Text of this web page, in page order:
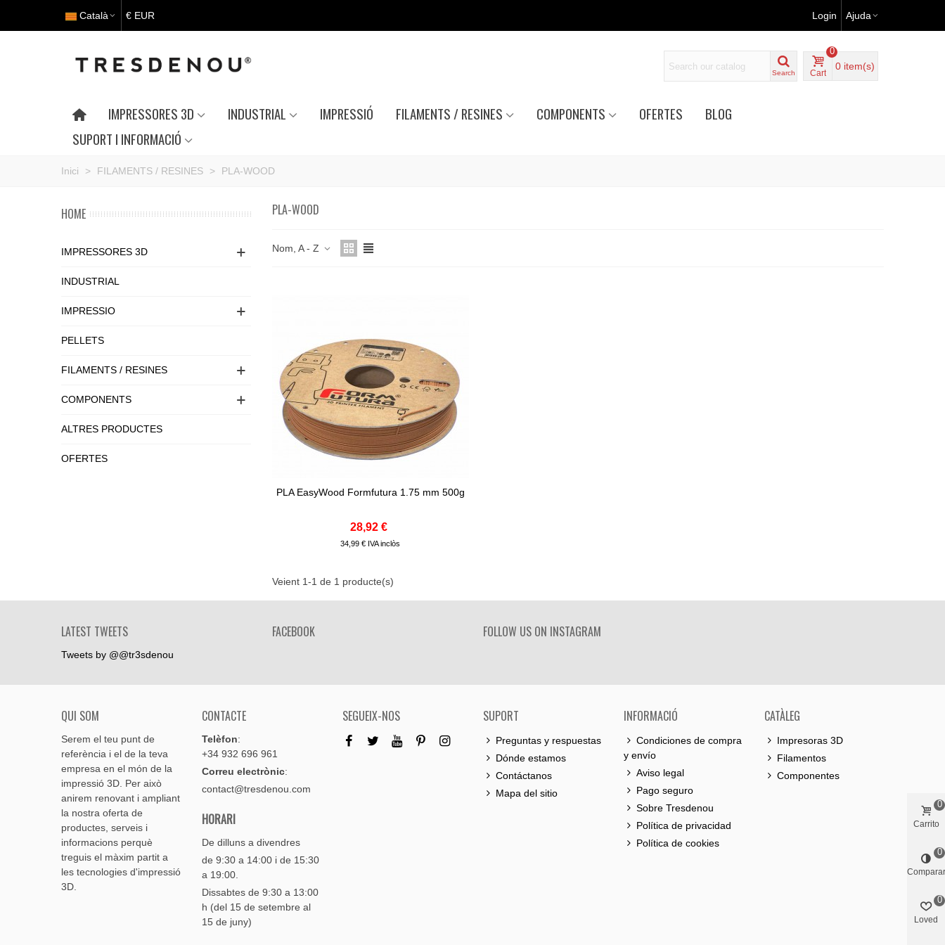
Català € EUR Login Ajuda
Search Cart
0
0 item(s)
IMPRESSORES 3D INDUSTRIAL IMPRESSIÓ FILAMENTS / RESINES COMPONENTS OFERTES
BLOG
SUPORT I INFORMACIÓ
Inici > FILAMENTS / RESINES > PLA-WOOD
HOME
IMPRESSORES 3D
INDUSTRIAL
IMPRESSIO
PELLETS
FILAMENTS / RESINES
COMPONENTS
ALTRES PRODUCTES
OFERTES
PLA-WOOD
Nom, A - Z
Afegir Al Carret
PLA EasyWood Formfutura 1.75 mm 500g
28,92 €
34,99 € IVA inclòs
Veient 1-1 de 1 producte(s)
LATEST TWEETS
Tweets by @@tr3sdenou
FACEBOOK FOLLOW US ON INSTAGRAM
QUI SOM
Serem el teu punt de
referència i el de la teva
empresa en el món de la
impressió 3D. Per això
anirem renovant i ampliant
la nostra oferta de
productes, serveis i
informacions perquè
treguis el màxim partit a
les tecnologies d'impressió
3D.
CONTACTE
Telèfon:
+34 932 696 961
Correu electrònic:
contact@tresdenou.com
HORARI
De dilluns a divendres
de 9:30 a 14:00 i de 15:30
a 19:00.
Dissabtes de 9:30 a 13:00
h (del 15 de setembre al
15 de juny)
SEGUEIX-NOS SUPORT
Preguntas y respuestas
Dónde estamos
Contáctanos
Mapa del sitio
INFORMACIÓ
Condiciones de compra
y envío
Aviso legal
Pago seguro
Sobre Tresdenou
Política de privacidad
Política de cookies
CATÀLEG
Impresoras 3D
Filamentos
Componentes
Carrito
0
Comparar
0
Loved
0